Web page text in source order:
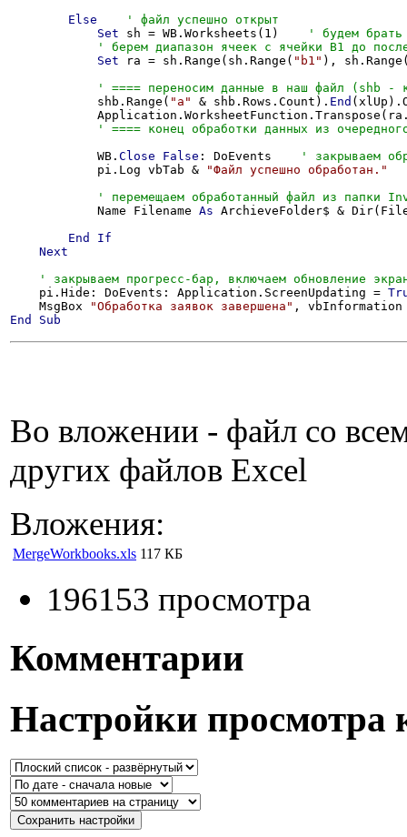
Else
Set sh = WB.Worksheets(1)
Set ra = sh.Range(sh.Range( "b1" ),
            shb.Range(
"a" & shb.Rows.Count). End
            WB.
Close False : DoEvents
            pi.Log vbTab &
"Файл успешно обработан."
            Name Filename
As ArchieveFolder$ &
End
If
Next
    pi.Hide: DoEvents: Application.ScreenUpdating =
    MsgBox
"Обработка заявок завершена"
End
Sub
Во вложении - файл со
других файлов Excel
Вложения:
MergeWorkbooks.xls 117 КБ
196153 просмотра
Комментарии
Настройки просмотра